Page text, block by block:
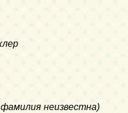
неизвестна)